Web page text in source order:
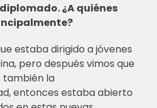
¿A quiénes
estaba dirigido a jóvenes
pero después vimos que
la
entonces estaba abierto